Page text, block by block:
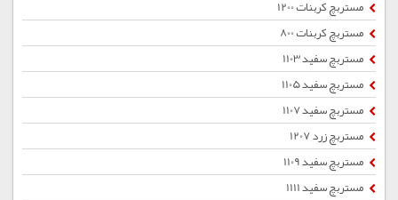
مستربچ کربنات 1200
مستربچ کربنات 800
مستربچ سفید 1103
مستربچ سفید 1105
مستربچ سفید 1107
مستربچ زرد 1207
مستربچ سفید 1109
مستربچ سفید 1111